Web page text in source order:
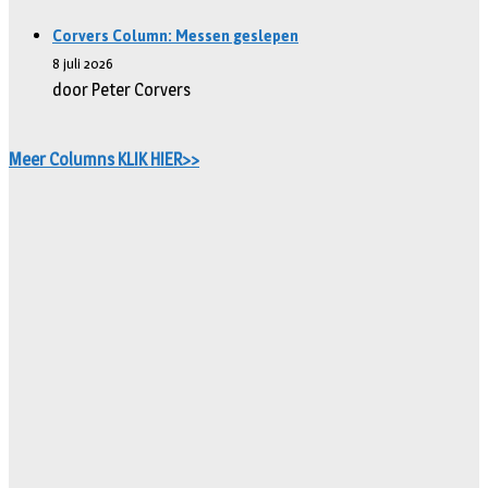
Corvers Column: Messen geslepen
8 juli 2026
door Peter Corvers
Meer Columns KLIK HIER>>